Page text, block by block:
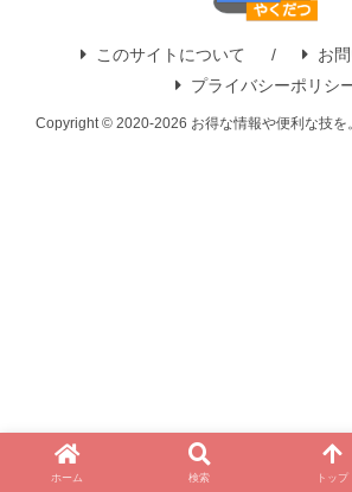
このサイトについて
お
プライバシーポリシ
Copyright © 2020-2026 お得な情報や便利な技
ホーム 検索 トップ